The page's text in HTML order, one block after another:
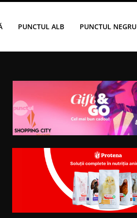
PUNCTUL ALB PUNCTUL NEGRU